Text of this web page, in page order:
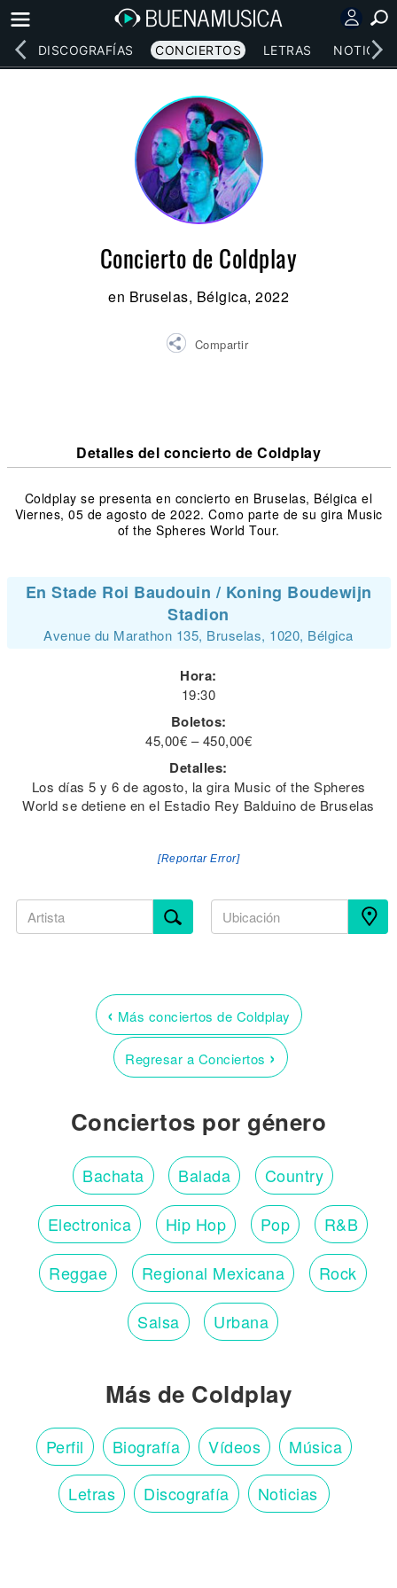
DISCOGRAFÍAS CONCIERTOS LETRAS NOTICIAS
Concierto de Coldplay
en Bruselas, Bélgica, 2022
Compartir
Detalles del concierto de Coldplay
Coldplay se presenta en concierto en Bruselas, Bélgica el
Viernes, 05 de agosto de 2022. Como parte de su gira Music
of the Spheres World Tour.
En Stade Roi Baudouin / Koning Boudewijn
Stadion
Avenue du Marathon 135, Bruselas, 1020, Bélgica
Hora:
19:30
Boletos:
45,00€ – 450,00€
Detalles:
Los días 5 y 6 de agosto, la gira Music of the Spheres
World se detiene en el Estadio Rey Balduino de Bruselas
[Reportar Error]
‹ Más conciertos de Coldplay
Regresar a Conciertos ›
Conciertos por género
Bachata Balada Country
Electronica Hip Hop Pop R&B
Reggae Regional Mexicana Rock
Salsa Urbana
Más de Coldplay
Perfil Biografía Vídeos Música
Letras Discografía Noticias